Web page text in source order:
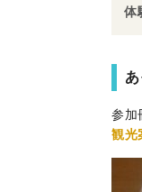
体
参加
観光